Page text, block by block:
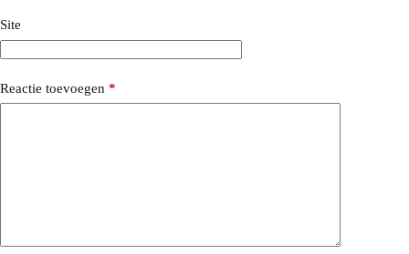
Site
Reactie toevoegen *